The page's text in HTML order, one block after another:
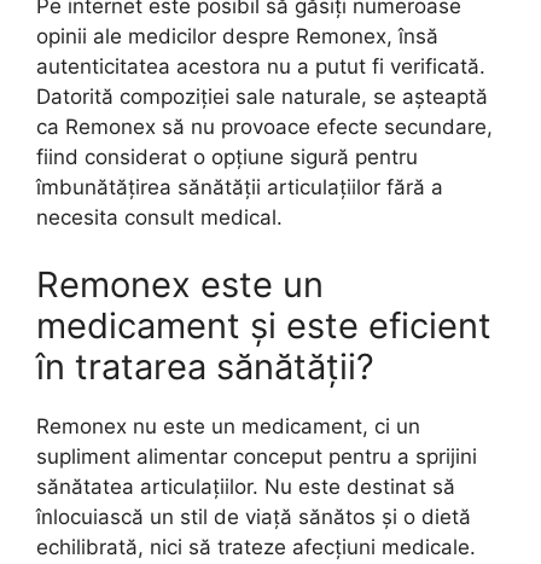
Pe internet este posibil să găsiți numeroase
opinii ale medicilor despre Remonex, însă
autenticitatea acestora nu a putut fi verificată.
Datorită compoziției sale naturale, se așteaptă
ca Remonex să nu provoace efecte secundare,
fiind considerat o opțiune sigură pentru
îmbunătățirea sănătății articulațiilor fără a
necesita consult medical.
Remonex este un
medicament și este eficient
în tratarea sănătății?
Remonex nu este un medicament, ci un
supliment alimentar conceput pentru a sprijini
sănătatea articulațiilor. Nu este destinat să
înlocuiască un stil de viață sănătos și o dietă
echilibrată, nici să trateze afecțiuni medicale.